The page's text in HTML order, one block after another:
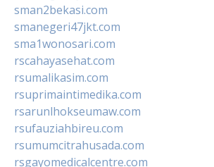
sman2bekasi.com
smanegeri47jkt.com
sma1wonosari.com
rscahayasehat.com
rsumalikasim.com
rsuprimaintimedika.com
rsarunlhokseumaw.com
rsufauziahbireu.com
rsumumcitrahusada.com
rsgayomedicalcentre.com